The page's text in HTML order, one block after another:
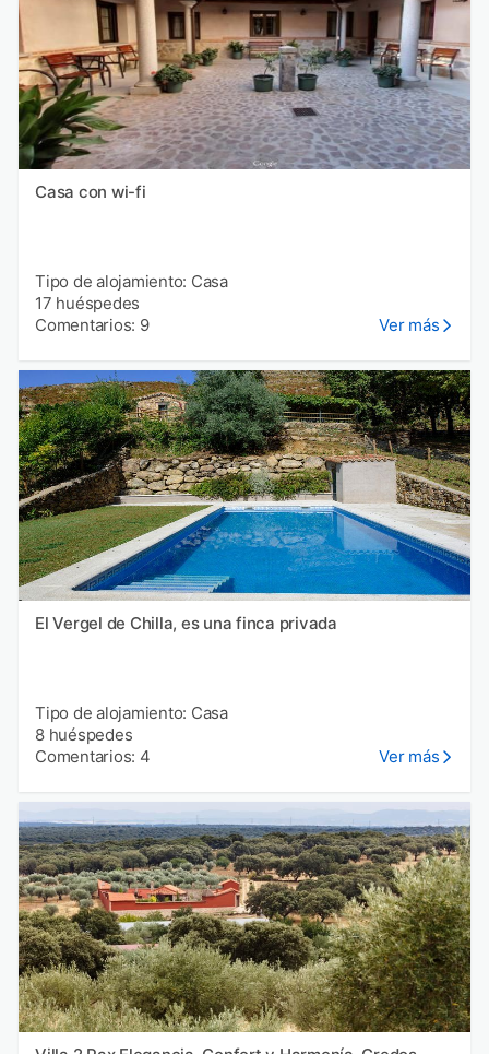
Casa con wi-fi
Tipo de alojamiento: Casa
17 huéspedes
Comentarios: 9
Ver más
El Vergel de Chilla, es una finca privada
Tipo de alojamiento: Casa
8 huéspedes
Comentarios: 4
Ver más